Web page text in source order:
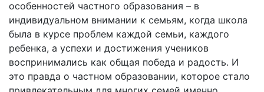
особенностей частного образования – в
индивидуальном внимании к семьям, когда школа
была в курсе проблем каждой семьи, каждого
ребенка, а успехи и достижения учеников
воспринимались как общая победа и радость. И
это правда о частном образовании, которое стало